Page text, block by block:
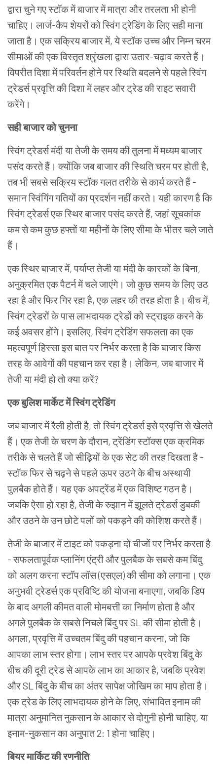
द्वारा चुने गए स्टॉक में बाजार में मात्रा और तरलता भी होनी
चाहिए। लार्ज-कैप शेयरों को स्विंग ट्रेडिंग के लिए सही माना
जाता है। एक सक्रिय बाजार में, ये स्टॉक उच्च और निम्न चरम
सीमाओं की एक विस्तृत श्रृंखला द्वारा उतार-चढ़ाव करते हैं।
विपरीत दिशा में परिवर्तन होने पर स्थिति बदलने से पहले स्विंग
ट्रेडर्स प्रवृत्ति की दिशा में लहर और ट्रेड की राइट सवारी
करेंगे।
सही बाजार को चुनना
स्विंग ट्रेडर्स मंदी या तेजी के समय की तुलना में मध्यम बाजार
पसंद करते हैं। क्योंकि जब बाजार की स्थिति चरम पर होती है,
तब भी सबसे सक्रिय स्टॉक गलत तरीके से कार्य करते हैं -
समान स्विंगिंग गतियों का प्रदर्शन नहीं करते। यही कारण है कि
स्विंग ट्रेडर्स एक स्थिर बाजार पसंद करते हैं, जहां सूचकांक
कम से कम कुछ हफ्तों या महीनों के लिए सीमा के भीतर चले जाते
हैं।
एक स्थिर बाजार में, पर्याप्त तेजी या मंदी के कारकों के बिना,
अनुक्रमित एक पैटर्न में चले जाएंगे। जो कुछ समय के लिए उठ
रहा है और फिर गिर रहा है, एक लहर की तरह होता है। बीच में,
स्विंग ट्रेडरों के पास लाभदायक ट्रेडों को स्ट्राइक करने के
कई अवसर होंगे। इसलिए, स्विंग ट्रेडिंग सफलता का एक
महत्वपूर्ण हिस्सा इस बात पर निर्भर करता है कि बाजार किस
तरह के आवेगों की पहचान कर रहा है। लेकिन, जब बाजार में
तेजी या मंदी हो तो क्या करें?
एक बुलिश मार्केट में स्विंग ट्रेडिंग
जब बाजार में रैली होती है, तो स्विंग ट्रेडर्स इसे प्रवृत्ति से खेलते
हैं। एक तेजी के चरण के दौरान, ट्रेंडिंग स्टॉक्स एक क्रमिक
तरीके से चलते हैं जो सीढ़ियों के एक सेट की तरह दिखता है -
स्टॉक फिर से चढ़ने से पहले ऊपर उठने के बीच अस्थायी
पुलबैक होते हैं। यह एक अपट्रेंड में एक विशिष्ट गठन है।
जबकि ऐसा हो रहा है, तेजी के रुझान में झूलते ट्रेडर्स डुबकी
और उठने के उन छोटे पलों को पकड़ने की कोशिश करते हैं।
तेजी के बाजार में टाइट को पकड़ना दो चीजों पर निर्भर करता है
- सफलतापूर्वक प्लानिंग एंट्री और पुलबैक के सबसे कम बिंदु
को अलग करना स्टॉप लॉस (एसएल) की सीमा को लगाना। एक
अनुभवी ट्रेडर्स एक प्रविष्टि की योजना बनाएगा, जबकि डिप
के बाद अगली कीमत वाली मोमबत्ती का निर्माण होता है और
अगले पुलबैक के सबसे निचले बिंदु पर SL की सीमा होती है।
अगला, प्रवृत्ति में उच्चतम बिंदु की पहचान करना, जो कि
आपका लाभ स्तर होगा। लाभ स्तर पर आपके प्रवेश बिंदु के
बीच की दूरी ट्रेड से आपके लाभ का आकार है, जबकि प्रवेश
और SL बिंदु के बीच का अंतर सापेक्ष जोखिम का माप होता है।
एक ट्रेड के लिए लाभदायक होने के लिए, संभावित इनाम की
मात्रा अनुमानित नुकसान के आकार से दोगुनी होनी चाहिए, या
इनाम-नुकसान का अनुपात 2: 1 होना चाहिए।
बियर मार्किट की रणनीति